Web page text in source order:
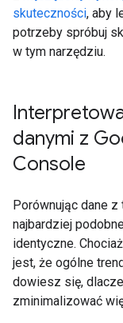
skuteczności, aby
potrzeby spróbuj
w tym narzędziu.
danymi z
Console
Porównując dane
najbardziej
identyczne.
jest, że ogólne
dowiesz się,
zminimalizować